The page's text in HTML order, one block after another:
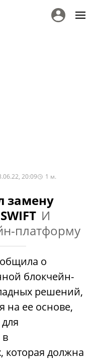
20:09 1 м.
замену
И
платформу
о
блокчейн-
решений,
на ее основе,
которая должна